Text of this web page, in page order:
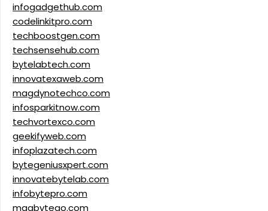
infogadgethub.com
codelinkitpro.com
techboostgen.com
techsensehub.com
bytelabtech.com
innovatexaweb.com
magdynotechco.com
infosparkitnow.com
techvortexco.com
geekifyweb.com
infoplazatech.com
bytegeniusxpert.com
innovatebytelab.com
infobytepro.com
magbytego.com